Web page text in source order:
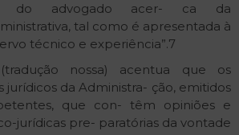
do advogado acer- ca da
tal como é apresentada à
técnico e experiência”.7
nossa) acentua que os
jurídicos da Administra- ção, emitidos
que con- têm opiniões e
jurídicas pre- paratórias da vontade